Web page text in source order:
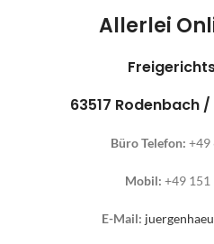
Allerlei
63517 Rodenbach
Büro Telefon: +49
Mobil: +49 151
E-Mail: